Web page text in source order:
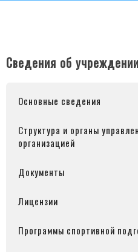
Сведения об учреждении
Основные сведения
Структура и органы
организацией
Документы
Лицензии
Программы спортивной